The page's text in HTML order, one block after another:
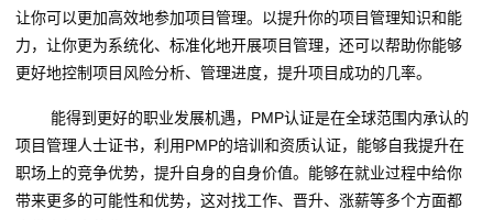
让你可以更加高效地参加项目管理。以提升你的项目管理知识和能
力，让你更为系统化、标准化地开展项目管理，还可以帮助你能够
更好地控制项目风险分析、管理进度，提升项目成功的几率。
能得到更好的职业发展机遇，PMP认证是在全球范围内承认的
项目管理人士证书，利用PMP的培训和资质认证，能够自我提升在
职场上的竞争优势，提升自身的自身价值。能够在就业过程中给你
带来更多的可能性和优势，这对找工作、晋升、涨薪等多个方面都